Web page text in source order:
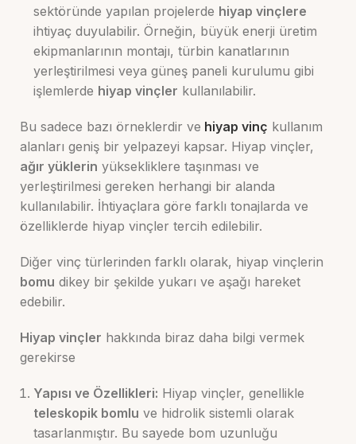
sektöründe yapılan projelerde hiyap vinçlere
ihtiyaç duyulabilir. Örneğin, büyük enerji üretim
ekipmanlarının montajı, türbin kanatlarının
yerleştirilmesi veya güneş paneli kurulumu gibi
işlemlerde hiyap vinçler kullanılabilir.
Bu sadece bazı örneklerdir ve hiyap vinç kullanım
alanları geniş bir yelpazeyi kapsar. Hiyap vinçler,
ağır yüklerin yüksekliklere taşınması ve
yerleştirilmesi gereken herhangi bir alanda
kullanılabilir. İhtiyaçlara göre farklı tonajlarda ve
özelliklerde hiyap vinçler tercih edilebilir.
Diğer vinç türlerinden farklı olarak, hiyap vinçlerin
bomu dikey bir şekilde yukarı ve aşağı hareket
edebilir.
Hiyap vinçler hakkında biraz daha bilgi vermek
gerekirse
Yapısı ve Özellikleri: Hiyap vinçler, genellikle
teleskopik bomlu ve hidrolik sistemli olarak
tasarlanmıştır. Bu sayede bom uzunluğu